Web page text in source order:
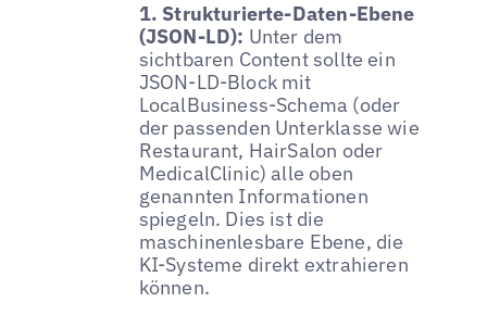
1. Strukturierte-Daten-Ebene
(JSON-LD): Unter dem
sichtbaren Content sollte ein
JSON-LD-Block mit
LocalBusiness-Schema (oder
der passenden Unterklasse wie
Restaurant, HairSalon oder
MedicalClinic) alle oben
genannten Informationen
spiegeln. Dies ist die
maschinenlesbare Ebene, die
KI-Systeme direkt extrahieren
können.